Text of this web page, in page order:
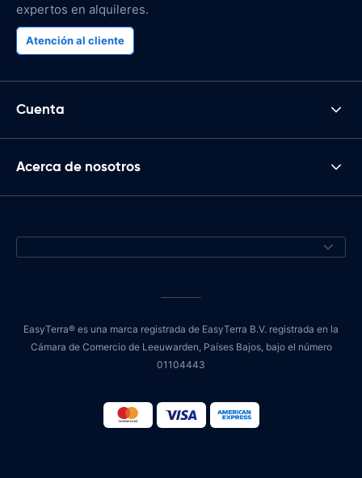
expertos en alquileres.
Atención al cliente
Cuenta
Acerca de nosotros
EasyTerra® es una marca registrada de EasyTerra B.V. registrada en la
Cámara de Comercio de Leeuwarden, Países Bajos, bajo el número
01104443